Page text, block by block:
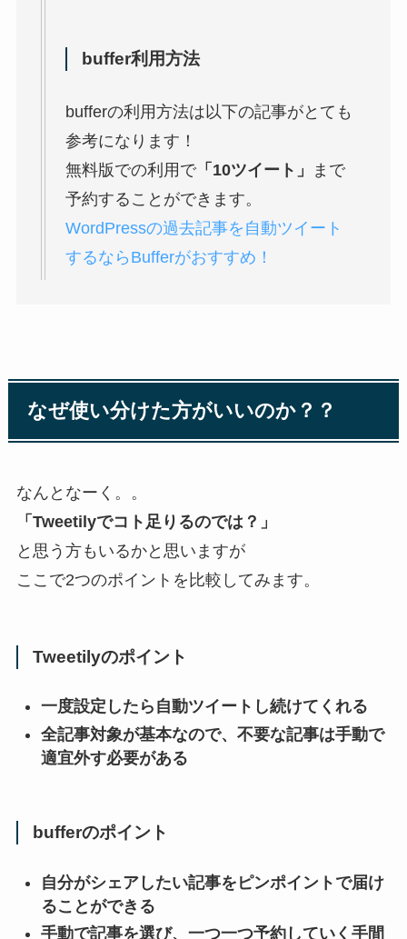
buffer利用方法
bufferの利用方法は以下の記事がとても
参考になります！
無料版での利用で「10ツイート」
まで
予約することができます。
WordPressの過去記事を自動ツイート
するならBufferがおすすめ！
なぜ使い分けた方がいいのか？？
なんとなーく。。
「Tweetilyでコト足りるのでは？」
と思う方もいるかと思いますが
ここで2つのポイントを比較してみます。
Tweetilyのポイント
一度設定したら自動ツイートし続けてくれる
全記事対象が基本なので、不要な記事は手動で
適宜外す必要がある
bufferのポイント
自分がシェアしたい記事をピンポイントで届け
ることができる
手動で記事を選び、一つ一つ予約していく手間